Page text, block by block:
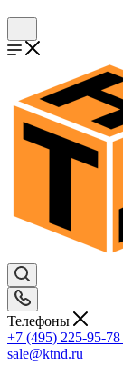
Телефоны
+7 (495) 225-95-78
sale@ktnd.ru